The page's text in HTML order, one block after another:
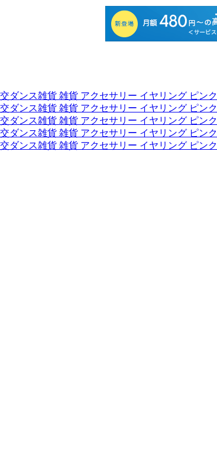
ダンス雑貨 雑貨 アクセサリー イヤリング ピンク
ダンス雑貨 雑貨 アクセサリー イヤリング ピンク
ダンス雑貨 雑貨 アクセサリー イヤリング ピンク
ダンス雑貨 雑貨 アクセサリー イヤリング ピンク
ダンス雑貨 雑貨 アクセサリー イヤリング ピンク